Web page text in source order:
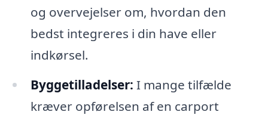
og overvejelser om, hvordan den
bedst integreres i din have eller
indkørsel.
Byggetilladelser: I mange tilfælde
kræver opførelsen af en carport